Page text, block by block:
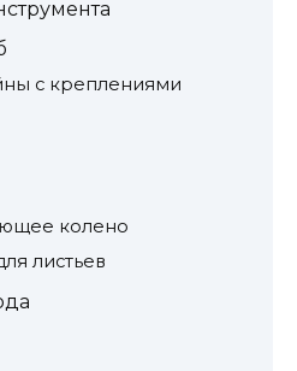
с креплениями
колено
листьев